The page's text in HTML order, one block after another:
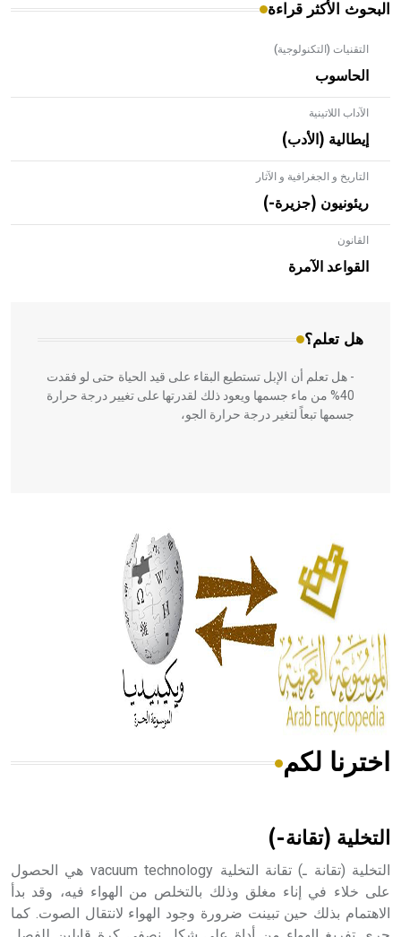
البحوث الأكثر قراءة
التقنيات (التكنولوجية)
الحاسوب
الآداب اللاتينية
إيطالية (الأدب)
التاريخ و الجغرافية و الآثار
ريئونيون (جزيرة-)
القانون
القواعد الآمرة
هل تعلم؟
- هل تعلم أن الأبلق نوع من الفنون الهندسية التي ارتبطت
بالعمارة الإسلامية في بلاد الشام ومصر خاصة، حيث يحرص
المعمار على بناء مداميكه وخاصة في الواجهات
- هل تعلم أن الإبل تستطيع البقاء على قيد الحياة حتى لو فقدت
40% من ماء جسمها ويعود ذلك لقدرتها على تغيير درجة حرارة
جسمها تبعاً لتغير درجة حرارة الجو،
الحكم، الأدلة، تنظيم التغذية، ورسالته في جروح الرأس. ويعود
له الفضل بأنه حرر الطب من الدين والفلسفة.
- هل تعلم أن المرجان إفراز حيواني يتكون في البحر ويتركب
من مادة كربونات الكلسيوم، وهو أحمر أو شديد الحمرة وهو
أجود أنواعه، ويمتاز بكبر الحجم ويسمى الش
هل تعلم أن الأبسيد كلمة فرنسية اللفظ تم اعتمادها مصطلحاً
- هل تعلم أن أبجر Abgar اسم معروف جيداً يعود إلى عدد من
الملوك الذين حكموا مدينة إديسا (الرها) من أبجر الأول وحتى
اخترنا لكم
التخلية (تقانة-)
التخلية (تقانة ـ) تقانة التخلية vacuum technology هي الحصول
على خلاء في إناء مغلق وذلك بالتخلص من الهواء فيه، وقد بدأ
الاهتمام بذلك حين تبينت ضرورة وجود الهواء لانتقال الصوت. كما